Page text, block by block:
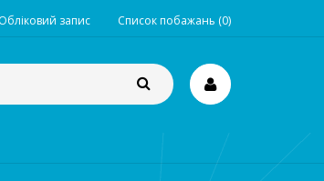
Обліковий запис Список побажань (0)